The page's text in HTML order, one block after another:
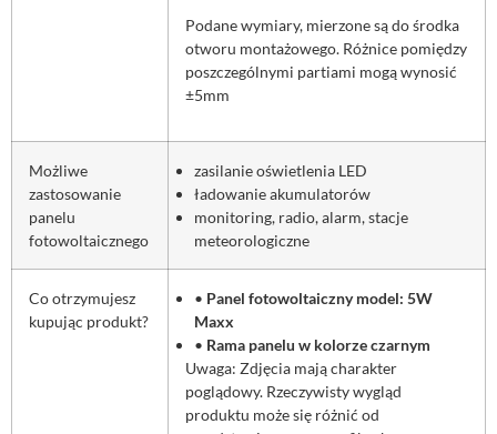
Podane wymiary, mierzone są do środka
otworu montażowego. Różnice pomiędzy
poszczególnymi partiami mogą wynosić
±5mm
Możliwe
zastosowanie
panelu
fotowoltaicznego
zasilanie oświetlenia LED
ładowanie akumulatorów
monitoring, radio, alarm, stacje
meteorologiczne
Co otrzymujesz
kupując produkt?
• Panel fotowoltaiczny model: 5W
Maxx
• Rama panelu w kolorze czarnym
Uwaga: Zdjęcia mają charakter
poglądowy. Rzeczywisty wygląd
produktu może się różnić od